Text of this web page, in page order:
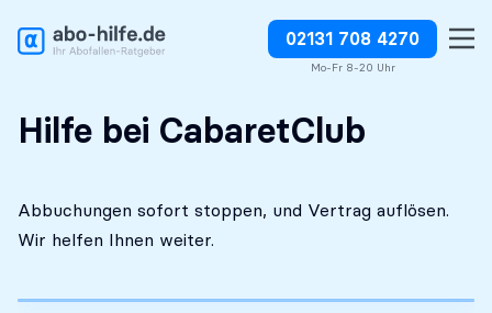
02131 708 4270
Mo-Fr 8-20 Uhr
Kostenlose Erstanalyse Abbuchungen direkt stoppen
Hilfe bei CabaretClub
Abbuchungen sofort stoppen, und Vertrag auflösen.
Wir helfen Ihnen weiter.